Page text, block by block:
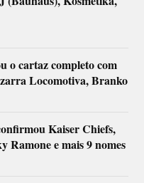
o cartaz completo com
Locomotiva, Branko
Kaiser Chiefs,
e mais 9 nomes